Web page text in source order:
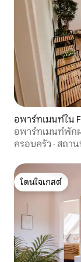
อพาร์ทเมนท์ใน
อพาร์ทเมนท์พัก
ครอบครัว · สถา
โดนใจเกสต์
โดนใจเกสต์